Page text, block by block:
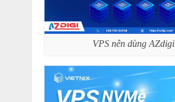
VPS nên dùng AZdigi